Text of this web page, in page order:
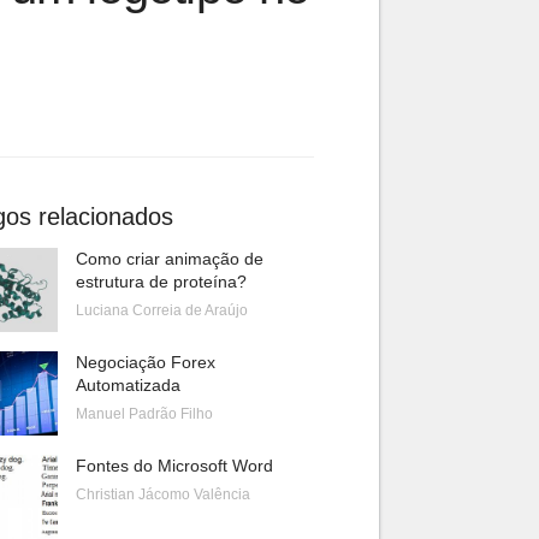
relacionados
Como criar animação de
estrutura de proteína?
Luciana Correia de Araújo
Negociação Forex
Automatizada
Manuel Padrão Filho
Fontes do Microsoft Word
Christian Jácomo Valência